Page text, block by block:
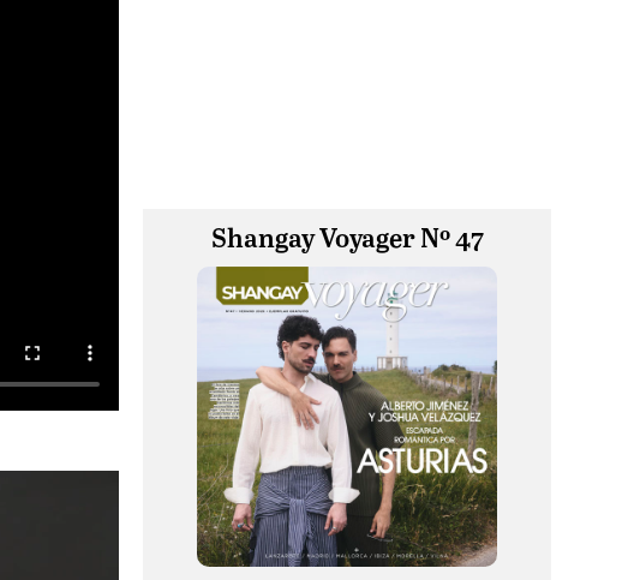
Shangay Voyager Nº 47